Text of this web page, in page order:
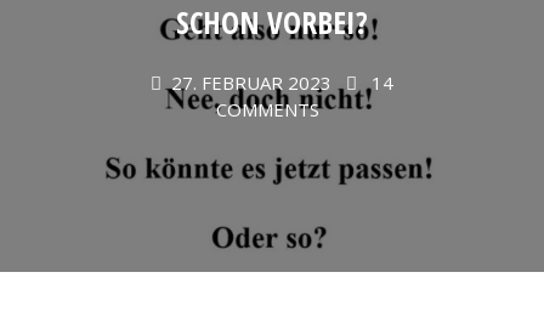
SCHON VORBEI?
27. FEBRUAR 2023
14
COMMENTS